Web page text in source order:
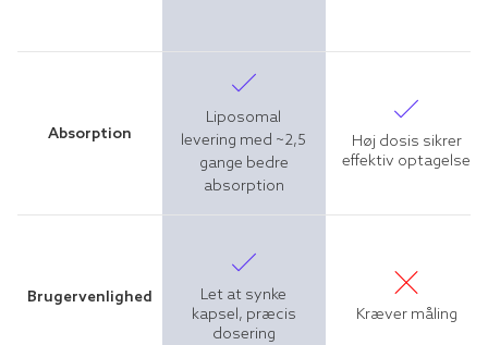
Absorption
Brugervenlighed
Liposomal
levering med ~2,5
gange bedre
absorption
Let at synke
kapsel, præcis
dosering
Høj dosis sikrer
effektiv optagelse
Kræver måling